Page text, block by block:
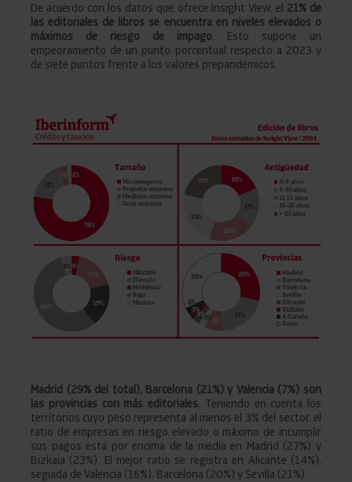
De acuerdo con los datos que ofrece Insight View, el 21% de
las editoriales de libros se encuentra en niveles elevados o
máximos de riesgo de impago. Esto supone un
empeoramiento de un punto porcentual respecto a 2023 y
de siete puntos frente a los valores prepandémicos.
Madrid (29% del total), Barcelona (21%) y Valencia (7%) son
las provincias con más editoriales . Teniendo en cuenta los
territorios cuyo peso representa al menos el 3% del sector, el
ratio de empresas en riesgo elevado o máximo de incumplir
sus pagos está por encima de la media en Madrid (27%) y
Bizkaia (23%). El mejor ratio se registra en Alicante (14%),
seguida de Valencia (16%), Barcelona (20%) y Sevilla (21%) .